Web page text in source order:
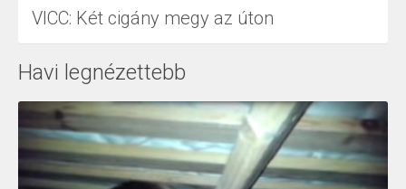
VICC: Két cigány megy az úton
Havi legnézettebb